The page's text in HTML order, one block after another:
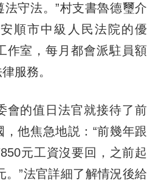
守法。”村支書魯德璽介
順市中級人民法院的優
作室，每月都會派駐員額
服務。
的值日法官就接待了前
他焦急地説：“前幾年跟
元工資沒要回，之前起
。”法官詳細了解情況後給